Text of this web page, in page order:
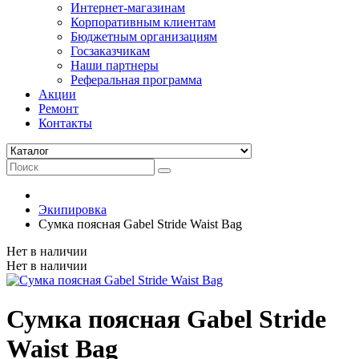
Интернет-магазинам
Корпоративным клиентам
Бюджетным организациям
Госзаказчикам
Наши партнеры
Реферальная программа
Акции
Ремонт
Контакты
Экипировка
Сумка поясная Gabel Stride Waist Bag
Нет в наличии
Нет в наличии
Сумка поясная Gabel Stride
Waist Bag